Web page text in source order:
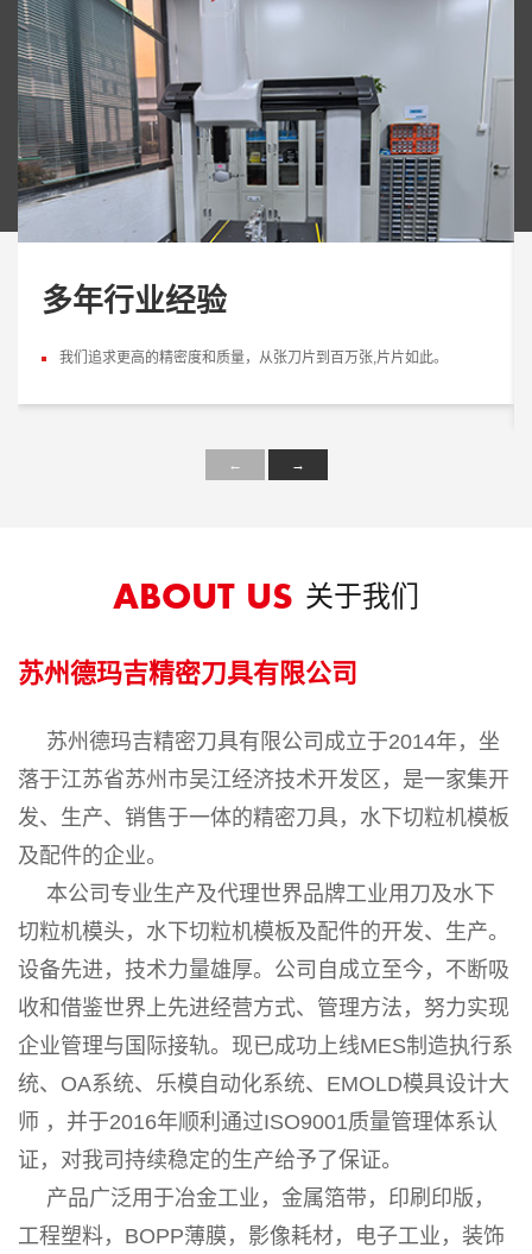
多年行业经验
我们追求更高的精密度和质量，从张刀片到百万张,片片如此。
← →
ABOUT US 关于我们
苏州德玛吉精密刀具有限公司
苏州德玛吉精密刀具有限公司成立于2014年，坐
落于江苏省苏州市吴江经济技术开发区，是一家集开
发、生产、销售于一体的精密刀具，水下切粒机模板
及配件的企业。
本公司专业生产及代理世界品牌工业用刀及水下
切粒机模头，水下切粒机模板及配件的开发、生产。
设备先进，技术力量雄厚。公司自成立至今，不断吸
收和借鉴世界上先进经营方式、管理方法，努力实现
企业管理与国际接轨。现已成功上线MES制造执行系
统、OA系统、乐模自动化系统、EMOLD模具设计大
师 ，并于2016年顺利通过ISO9001质量管理体系认
证，对我司持续稳定的生产给予了保证。
产品广泛用于冶金工业，金属箔带，印刷印版，
工程塑料，BOPP薄膜，影像耗材，电子工业，装饰